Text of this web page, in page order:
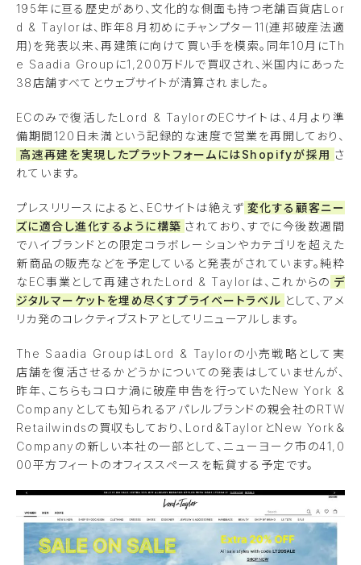
195年に亘る歴史があり、文化的な側面も持つ老舗百貨店Lor
d & Taylorは、昨年８月初めにチャンプター11(連邦破産法適
用)を発表以来、再建策に向けて買い手を模索。同年10月にTh
e Saadia Groupに1,200万ドルで買収され、米国内にあった
38店舗すべてとウェブサイトが清算されました。
ECのみで復活したLord & TaylorのECサイトは、4月より準
備期間120日未満という記録的な速度で営業を再開しており、
高速再建を実現したプラットフォームにはShopifyが採用 さ
れています。
プレスリリースによると、ECサイトは絶えず 変化する顧客ニー
ズに適合し進化するように構築 されており、すでに今後数週間
でハイブランドとの限定コラボレーションやカテゴリを超えた
新商品の販売などを予定していると発表がされています。純粋
なEC事業として再建されたLord & Taylorは、これからの デ
ジタルマーケットを埋め尽くすプライベートラベル として、アメ
リカ発のコレクティブストアとしてリニューアルします。
The Saadia GroupはLord & Taylorの小売戦略として実
店舗を復活させるかどうかについての発表はしていませんが、
昨年、こちらもコロナ渦に破産申告を行っていたNew York &
Companyとしても知られるアパレルブランドの親会社のRTW
Retailwindsの買収もしており、Lord＆TaylorとNew York＆
Companyの新しい本社の一部として、ニューヨーク市の41,0
00平方フィートのオフィススペースを転貸する予定です。